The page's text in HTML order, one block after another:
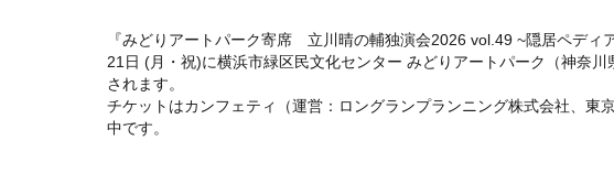
『みどりアートパーク寄席 立川晴の輔独演会2026 vol.49 ~隠居ペディ
21日 (月・祝)に横浜市緑区民文化センター みどりアートパーク（神奈
されます。
チケットはカンフェティ（運営：ロングランプランニング株式会社、東
中です。